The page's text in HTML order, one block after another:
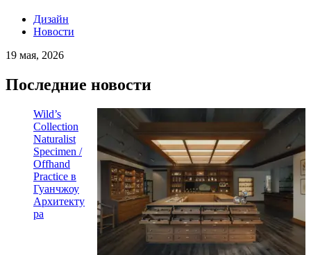
Дизайн
Новости
19 мая, 2026
Последние новости
Wild’s
Collection
Naturalist
Specimen /
Offhand
Practice в
Гуанчжоу
Архитекту
ра